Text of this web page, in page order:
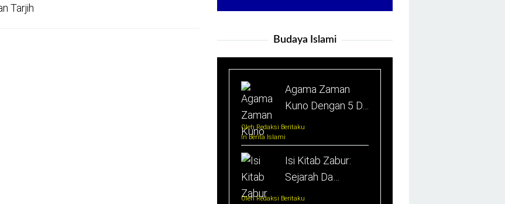
Tarjih
Budaya Islami
Agama Zaman
Kuno Dengan 5 D…
Oleh Redaksi Beritaku
In Berita Islami
Isi Kitab Zabur:
Sejarah Da…
Oleh Redaksi Beritaku